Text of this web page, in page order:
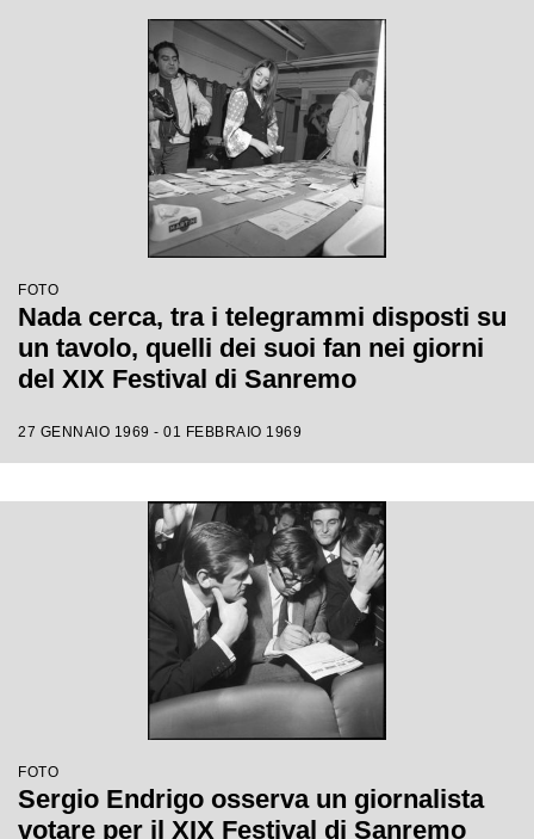
FOTO
Nada cerca, tra i telegrammi disposti su
un tavolo, quelli dei suoi fan nei giorni
del XIX Festival di Sanremo
27 GENNAIO 1969 - 01 FEBBRAIO 1969
FOTO
Sergio Endrigo osserva un giornalista
votare per il XIX Festival di Sanremo